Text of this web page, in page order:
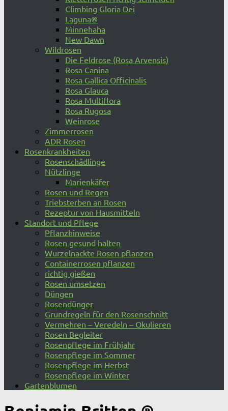
Climbing Gloria Dei
Laguna®
Minnehaha
New Dawn
Wildrosen
Die Feldrose (Rosa Arvensis)
Rosa Canina
Rosa Gallica Officinalis
Rosa Glauca
Rosa Multiflora
Rosa Rugosa
Weinrose
Zimmerrosen
ADR Rosen
Rosenkrankheiten
Rosenschädlinge
Nützlinge
Marienkäfer
Rosen und Regen
Triebsterben an Rosen
Rezeptur von Hausmitteln
Standort und Pflege
Pflanzhinweise
Rosen gesund halten
Wurzelnackte Rosen pflanzen
Containerrosen pflanzen
richtig gießen
Rosen umsetzen
Düngen
Rosendünger
Grundregeln für den Rosenschnitt
Vermehren – Veredeln – Okulieren
Rosen Begleiter
Rosenpflege im Frühjahr
Rosenpflege im Sommer
Rosenpflege im Herbst
Rosenpflege im Winter
Gartenblumen